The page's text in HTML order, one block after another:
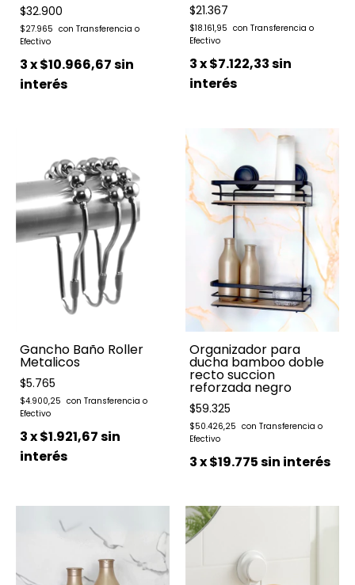
$32.900
$27.965
3x$10.966,67sin
interés
$21.367
$18.161,95
3x$7.122,33sin
interés
Gancho Baño Roller
Metalicos
$5.765
$4.900,25
3x$1.921,67sin
interés
Organizador para
ducha bamboo doble
recto succion
reforzada negro
$59.325
$50.426,25
3x$19.775sin interés